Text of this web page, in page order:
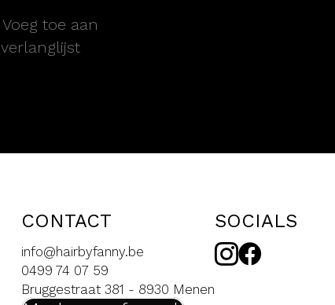
Voeg toe aan
verlanglijst
CONTACT
info@hairbyfanny.be
0499 74 07 59
Bruggestraat 381 - 8930 Menen
SOCIALS